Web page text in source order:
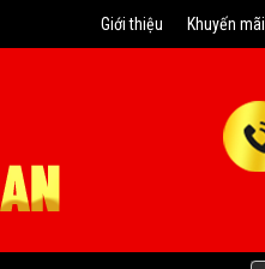
Giới thiệu Khuyến mãi